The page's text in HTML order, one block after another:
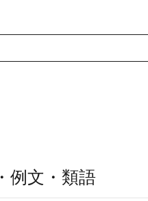
例文・類語